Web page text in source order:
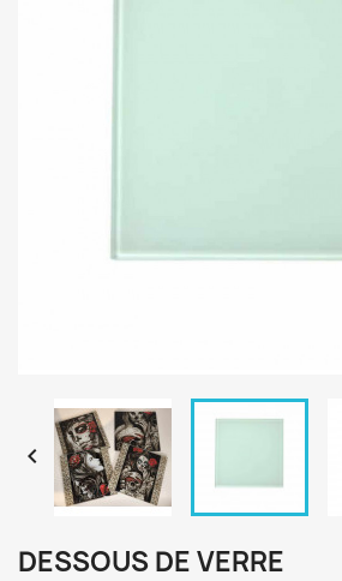

DESSOUS DE VERRE